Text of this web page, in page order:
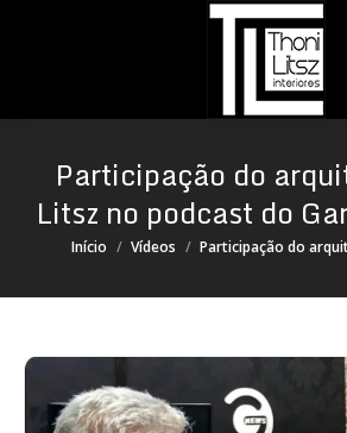
Participação do
Litsz no podcast do
Você está aqui:
Início Vídeos Participação do